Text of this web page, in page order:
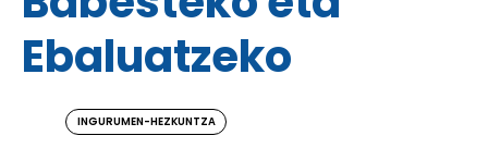
Ebaluatzeko
INGURUMEN-HEZKUNTZA